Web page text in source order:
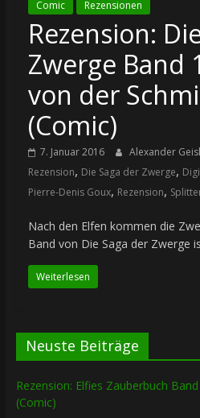
Comic Rezensionen
Rezension:
Zwerge Band
von der
(Comic)
7. Januar 2016 Alexander
Rezension, Die Saga der Zwerge,
Pierre-Denis Goux, Rezension,
Nach den Elfen kommen die
Band von Die Saga der Zwerge
Weiterlesen
Neuste Beiträge
Rezension: Elfies Zauberbuch
(Comic)